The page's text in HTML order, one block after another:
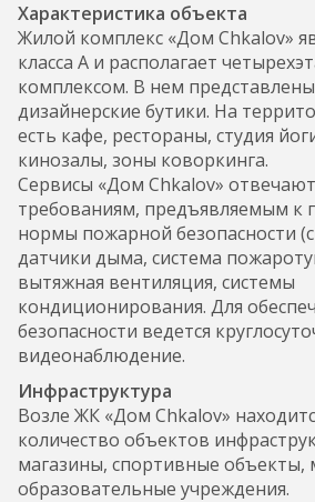
Характеристика объекта
Жилой комплекс «Дом Chkalov»
класса А и располагает
комплексом. В нем
дизайнерские бутики. На
есть кафе, рестораны, студия
кинозалы, зоны коворкинга.
Сервисы «Дом Chkalov»
требованиям, предъявляемым к
нормы пожарной безопасности
датчики дыма, система
вытяжная вентиляция, системы
кондиционирования. Для
безопасности ведется
видеонаблюдение.
Инфраструктура
Возле ЖК «Дом Chkalov»
количество объектов
магазины, спортивные объекты,
образовательные учреждения.